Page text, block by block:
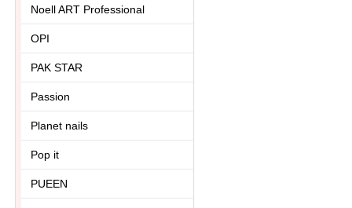
Noell ART Professional
OPI
PAK STAR
Passion
Planet nails
Pop it
PUEEN